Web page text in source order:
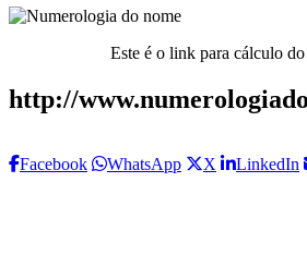
Este é o link para cálculo
http://
Facebook WhatsApp X LinkedIn